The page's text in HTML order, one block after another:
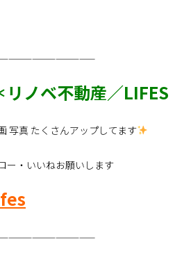
ノベ不動産／LIFES
写真 たくさんアップしてます
ー・いいねお願いします